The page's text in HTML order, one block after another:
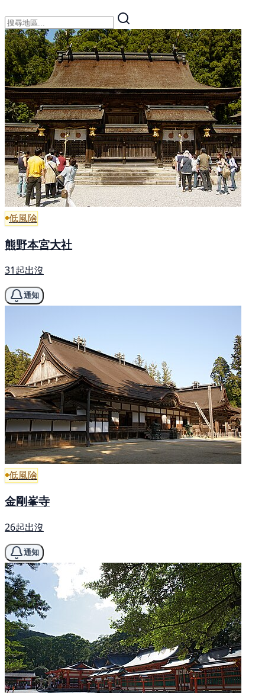
低風險
熊野本宮大社
31起出沒
通知
低風險
金剛峯寺
26起出沒
通知